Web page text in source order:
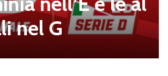
Alberto De Ro
Presidente d